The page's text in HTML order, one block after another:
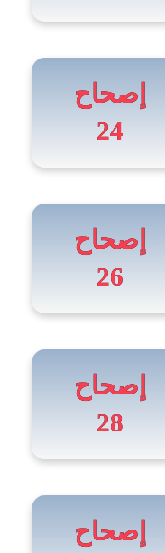
إصحاح
24
إصحاح
26
إصحاح
28
إصحاح